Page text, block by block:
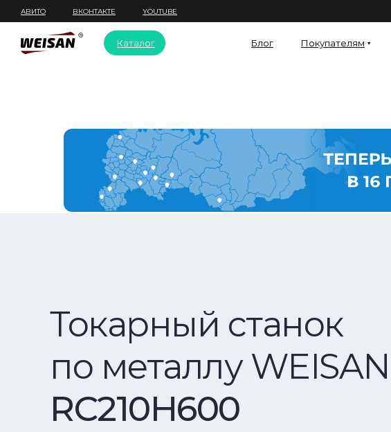
АВИТО ВКОНТАКТЕ YOUTUBE
Каталог Покупателям
Блог
Токарный станок
по металлу WEISAN
RC210H600